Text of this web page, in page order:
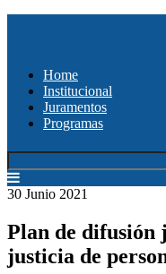
Home
Institucional
Juramentos
Programas
30 Junio 2021
Plan de difusión
justicia de